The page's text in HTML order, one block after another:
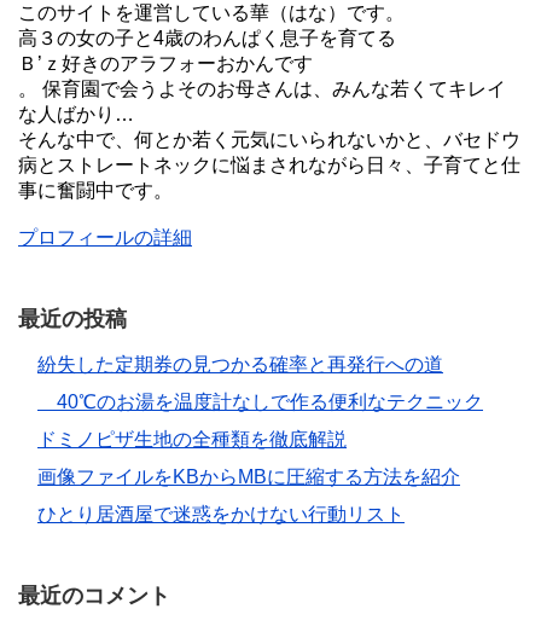
このサイトを運営している華（はな）です。
高３の女の子と4歳のわんぱく息子を育てる
Ｂ’ｚ好きのアラフォーおかんです
。 保育園で会うよそのお母さんは、みんな若くてキレイ
な人ばかり…
そんな中で、何とか若く元気にいられないかと、バセドウ
病とストレートネックに悩まされながら日々、子育てと仕
事に奮闘中です。
プロフィールの詳細
最近の投稿
紛失した定期券の見つかる確率と再発行への道
40℃のお湯を温度計なしで作る便利なテクニック
ドミノピザ生地の全種類を徹底解説
画像ファイルをKBからMBに圧縮する方法を紹介
ひとり居酒屋で迷惑をかけない行動リスト
最近のコメント